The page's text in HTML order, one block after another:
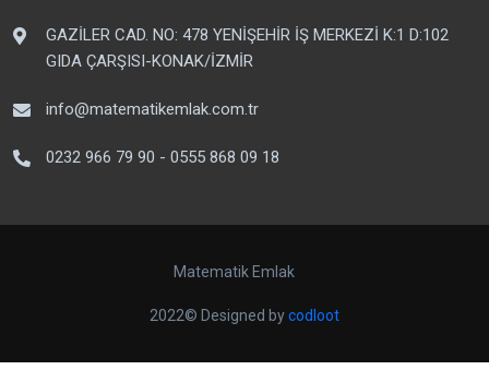
GAZİLER CAD. NO: 478 YENİŞEHİR İŞ MERKEZİ K:1 D:102
GIDA ÇARŞISI-KONAK/İZMİR
info@matematikemlak.com.tr
0232 966 79 90 - 0555 868 09 18
Matematik Emlak
2022© Designed bycodloot